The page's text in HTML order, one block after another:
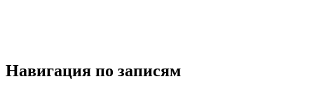
Навигация по записям